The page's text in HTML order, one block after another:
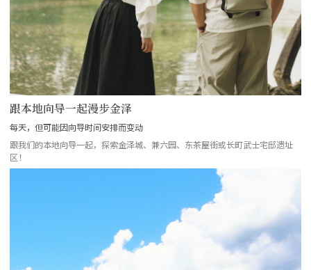
跟本地向导一起漫步金泽
每天，但可能因向导时间安排而变动
跟我们的本地向导一起，探索金泽城、兼六园、东茶屋街或长町武士宅邸遗址
区！